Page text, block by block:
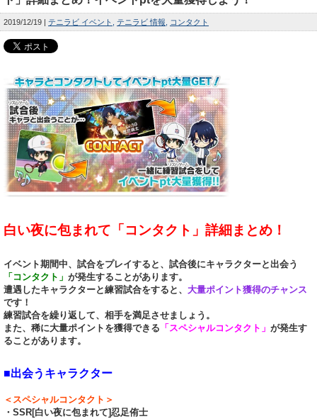
2019/12/19 テニラビ イベント テニラビ 情報 コンタクト
白い夜に包まれて「コンタクト」詳細まとめ！
イベント期間中、試合をプレイすると、試合後にキャラクターと出会う
「コンタクト」 が発生することがあります。
遭遇したキャラクターと練習試合をすると、 大量ポイント獲得のチャンス
です！
練習試合を繰り返して、相手を満足させましょう。
また、稀に大量ポイントを獲得できる 「スペシャルコンタクト」 が発生す
ることがあります。
■出会うキャラクター
＜スペシャルコンタクト＞
・SSR[白い夜に包まれて]忍足侑士